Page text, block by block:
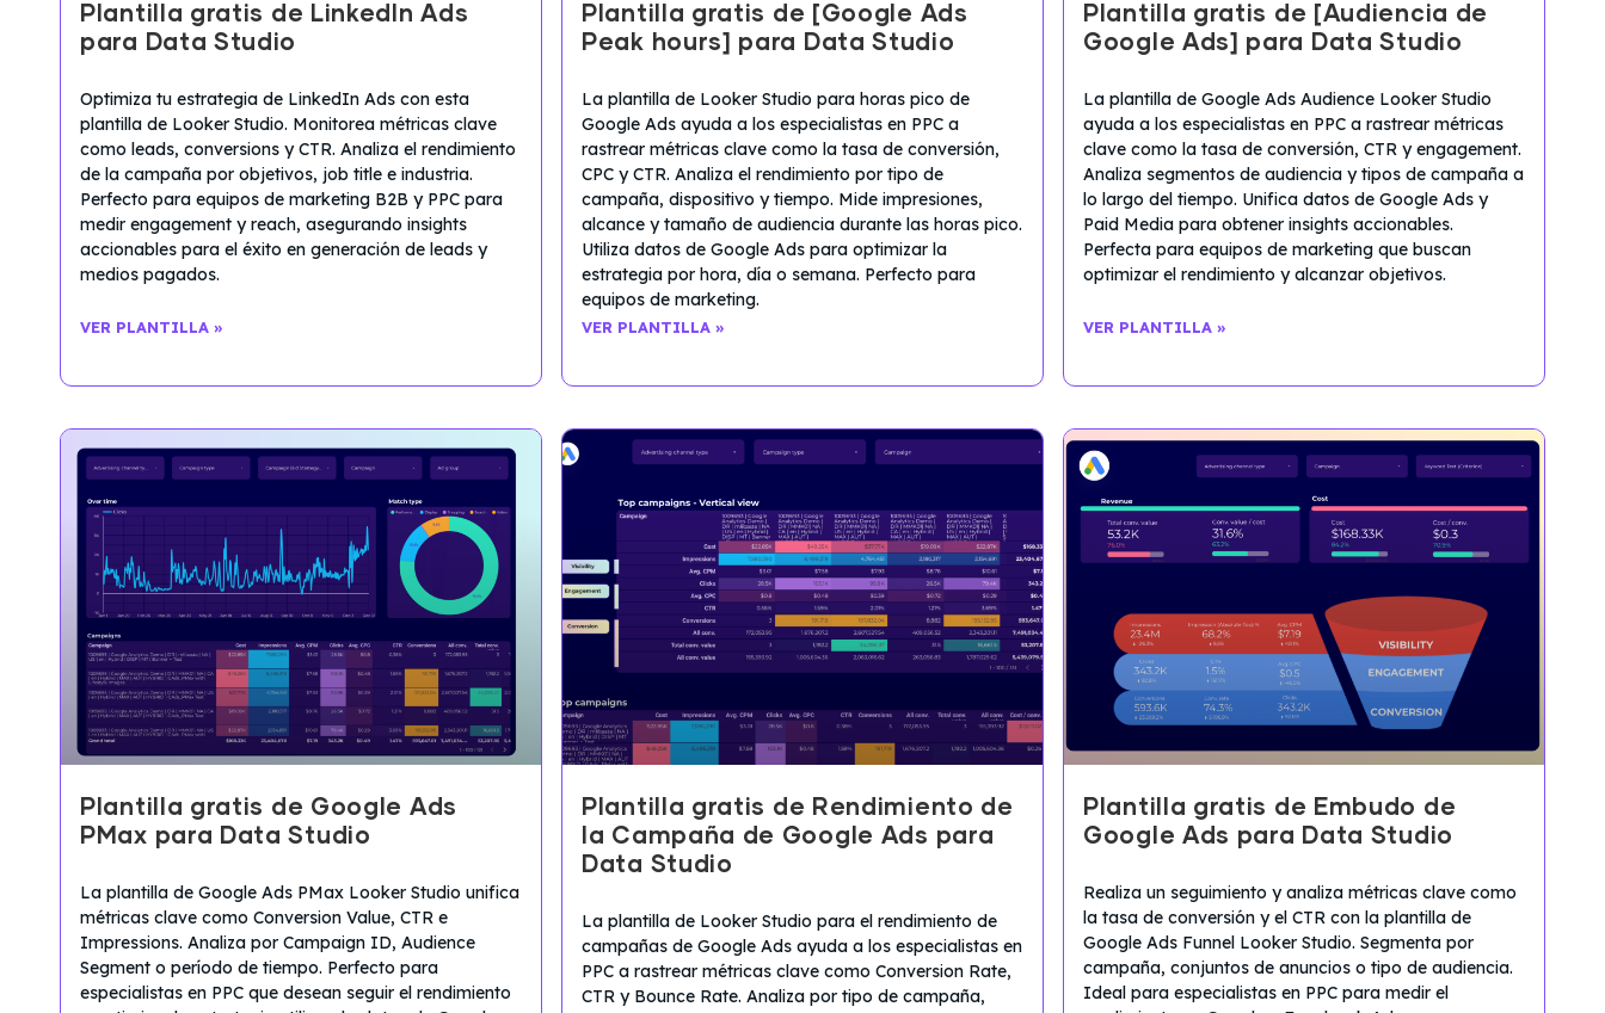
Plantilla gratis de LinkedIn Ads
para Data Studio
Optimiza tu estrategia de LinkedIn Ads con esta
plantilla de Looker Studio. Monitorea métricas clave
como leads, conversions y CTR. Analiza el rendimiento
de la campaña por objetivos, job title e industria.
Perfecto para equipos de marketing B2B y PPC para
medir engagement y reach, asegurando insights
accionables para el éxito en generación de leads y
medios pagados.
VER PLANTILLA »
Plantilla gratis de [Google Ads
Peak hours] para Data Studio
La plantilla de Looker Studio para horas pico de
Google Ads ayuda a los especialistas en PPC a
rastrear métricas clave como la tasa de conversión,
CPC y CTR. Analiza el rendimiento por tipo de
campaña, dispositivo y tiempo. Mide impresiones,
alcance y tamaño de audiencia durante las horas pico.
Utiliza datos de Google Ads para optimizar la
estrategia por hora, día o semana. Perfecto para
equipos de marketing.
VER PLANTILLA »
Plantilla gratis de [Audiencia de
Google Ads] para Data Studio
La plantilla de Google Ads Audience Looker Studio
ayuda a los especialistas en PPC a rastrear métricas
clave como la tasa de conversión, CTR y engagement.
Analiza segmentos de audiencia y tipos de campaña a
lo largo del tiempo. Unifica datos de Google Ads y
Paid Media para obtener insights accionables.
Perfecta para equipos de marketing que buscan
optimizar el rendimiento y alcanzar objetivos.
VER PLANTILLA »
Plantilla gratis de Google Ads
PMax para Data Studio
La plantilla de Google Ads PMax Looker Studio unifica
métricas clave como Conversion Value, CTR e
Impressions. Analiza por Campaign ID, Audience
Segment o período de tiempo. Perfecto para
especialistas en PPC que desean seguir el rendimiento
Plantilla gratis de Rendimiento de
la Campaña de Google Ads para
Data Studio
La plantilla de Looker Studio para el rendimiento de
campañas de Google Ads ayuda a los especialistas en
PPC a rastrear métricas clave como Conversion Rate,
CTR y Bounce Rate. Analiza por tipo de campaña,
Plantilla gratis de Embudo de
Google Ads para Data Studio
Realiza un seguimiento y analiza métricas clave como
la tasa de conversión y el CTR con la plantilla de
Google Ads Funnel Looker Studio. Segmenta por
campaña, conjuntos de anuncios o tipo de audiencia.
Ideal para especialistas en PPC para medir el